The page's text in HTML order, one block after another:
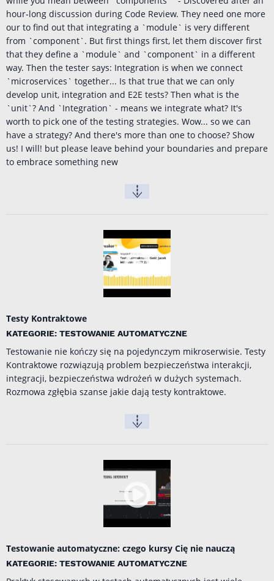
hour-long discussion during Code Review. They need one more
our to find out that integrating a `module` is very different
from `component`. But first things first, let them discover first
that they define a `module` and `component` in a different
way. Then the tester says: Integration is when we connect
`microservices` together... Is that true that we can only
develop unit, integration and E2E tests? Then what is the
`unit`? And `Integration` - means we integrate what? It's
worth to pick one of the testing strategies. Wow... so we can
have a strategy? And there's more than one to choose? Show
us! I will! but please leave behind your boundaries and prepare
to embrace something new
Testy Kontraktowe
KATEGORIE: TESTOWANIE AUTOMATYCZNE
Testowanie nie kończy się na pojedynczym mikroserwisie. Testy
Kontraktowe rozwiązują problem bezpieczeństwa interakcji,
integracji, bezpieczeństwa wdrożeń w dużych systemach.
Rozmowa zgłębia szanse jakie dają testy kontraktowe.
Testowanie automatyczne: czego kursy Cię nie nauczą
KATEGORIE: TESTOWANIE AUTOMATYCZNE